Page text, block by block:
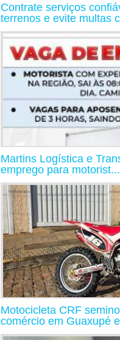
Contrate serviços
terrenos e evite multas
Martins Logística e
emprego para motorist...
Motocicleta CRF
comércio em Guaxupé